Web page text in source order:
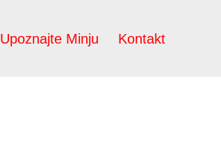
Upoznajte Minju Kontakt